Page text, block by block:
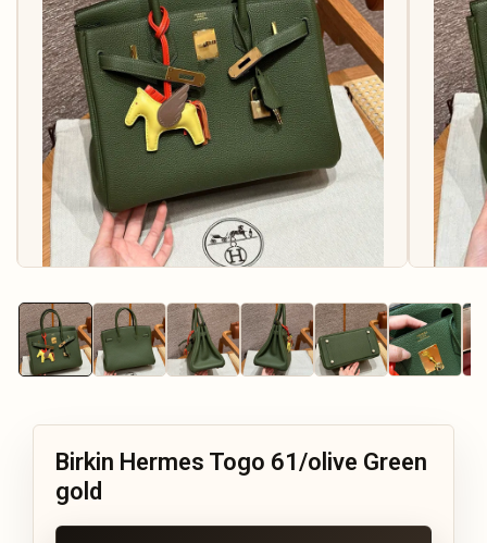
Birkin Hermes Togo 61/olive Green
gold